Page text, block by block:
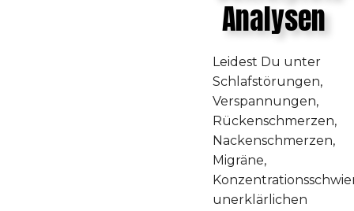
Analysen
Leidest Du unter
Schlafstörungen,
Verspannungen,
Rückenschmerzen,
Nackenschmerzen,
Migräne,
unerklärlichen